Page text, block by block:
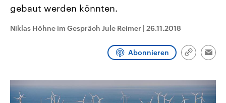
Wahlprogramme, aktuelle Berichte
und Hintergründe zu den Parteien
Wahl.
Sendungen Programm
gebaut werden könnten.
Niklas Höhne im Gespräch Jule Reimer | 26.11.2018
Abonnieren
Link